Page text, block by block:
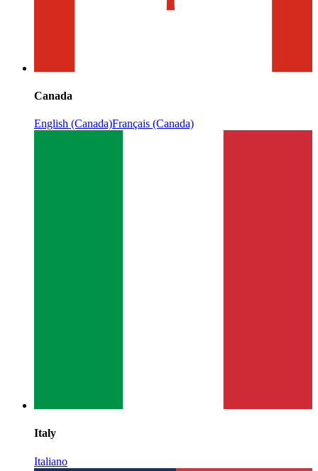
Canada
English (Canada)Français (Canada)
Italy
Italiano